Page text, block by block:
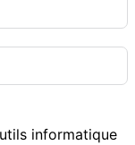
informatique